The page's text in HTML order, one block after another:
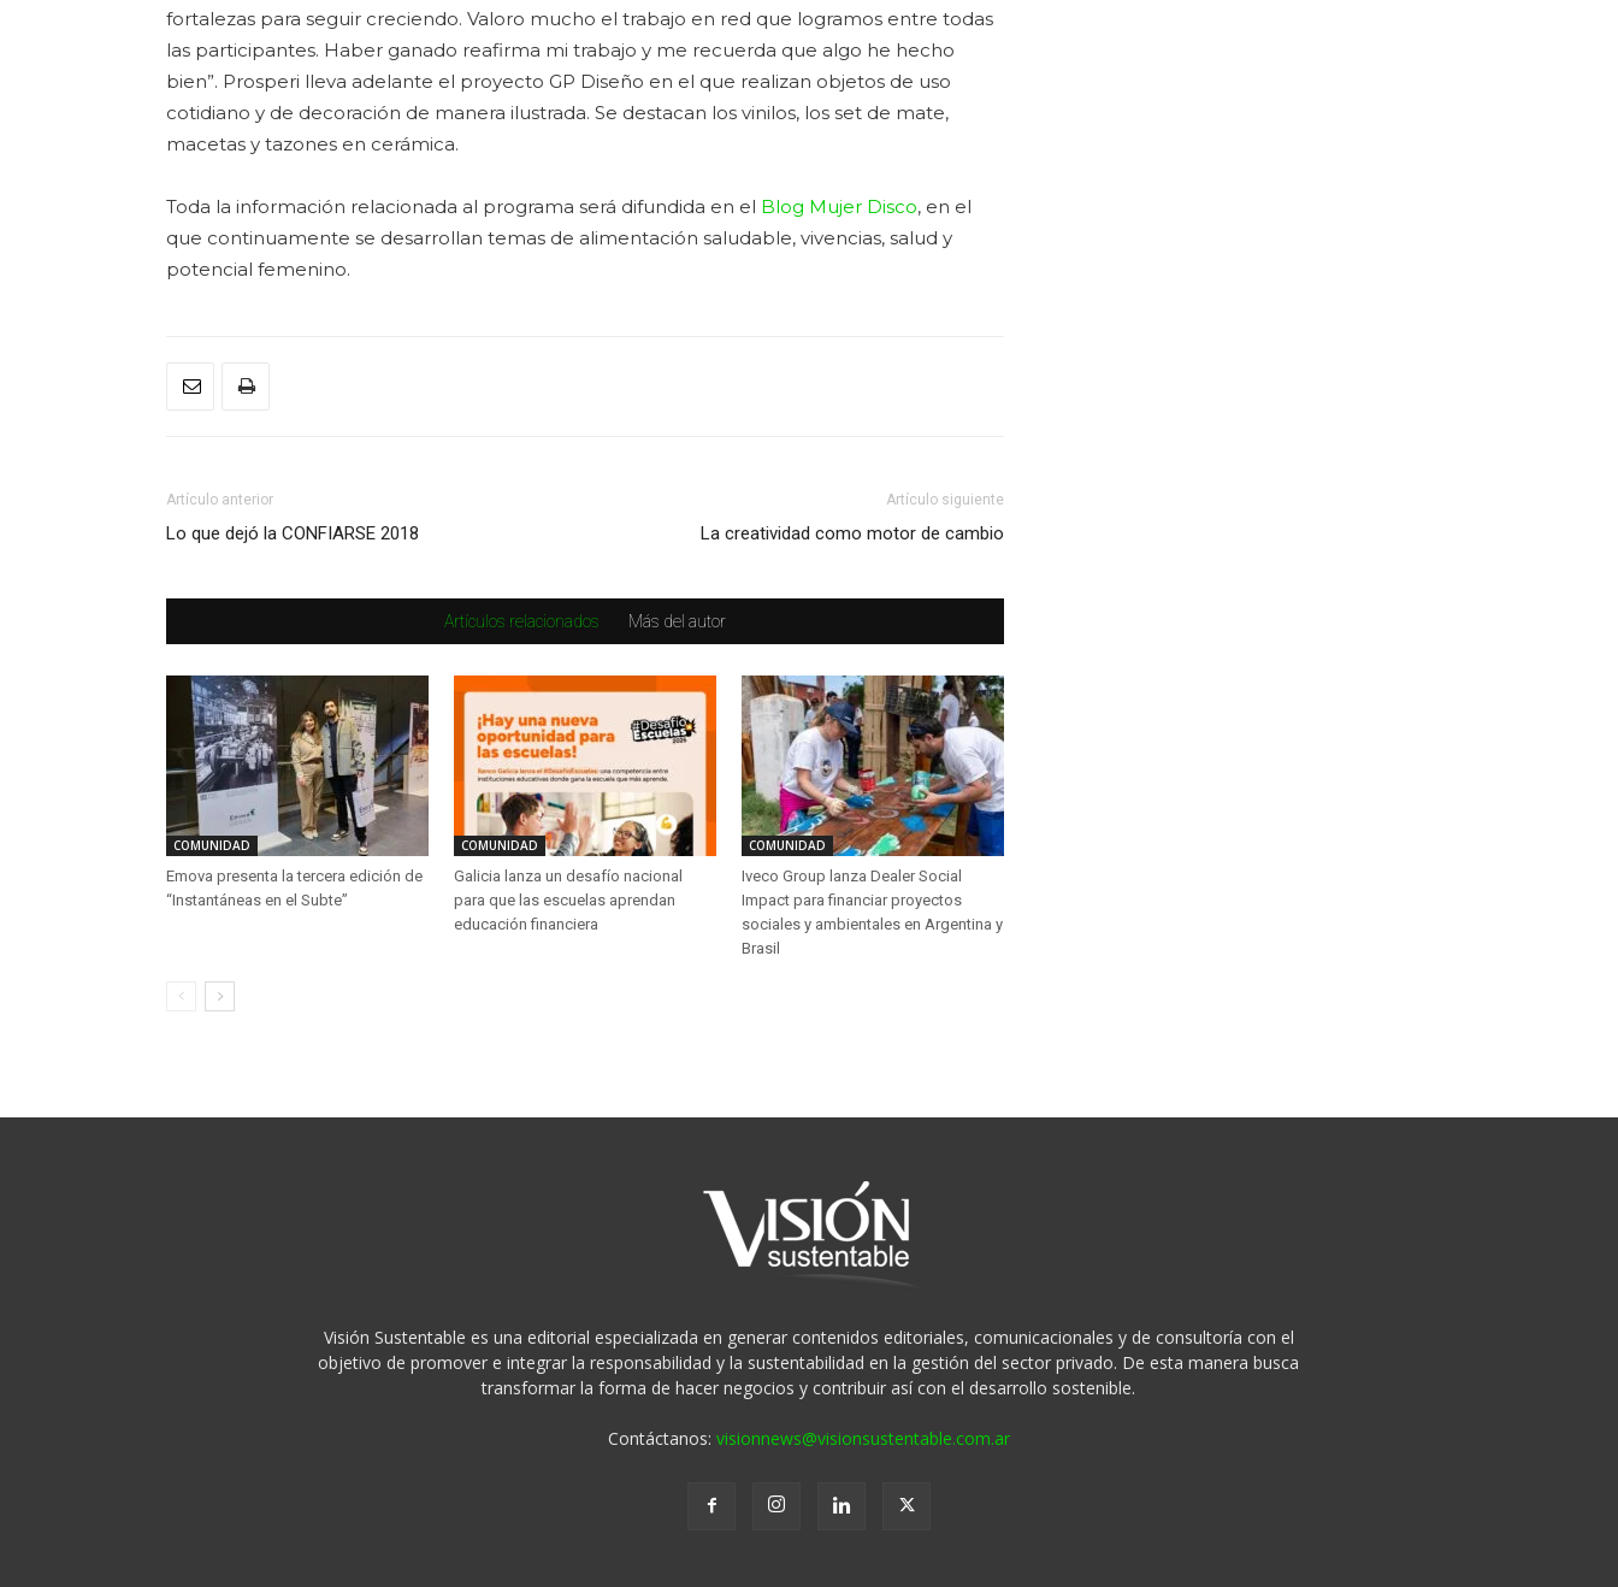
fortalezas para seguir creciendo. Valoro mucho el trabajo en red que logramos entre todas
las participantes. Haber ganado reafirma mi trabajo y me recuerda que algo he hecho
bien”. Prosperi lleva adelante el proyecto GP Diseño en el que realizan objetos de uso
cotidiano y de decoración de manera ilustrada. Se destacan los vinilos, los set de mate,
macetas y tazones en cerámica.
Toda la información relacionada al programa será difundida en el Blog Mujer Disco, en el
que continuamente se desarrollan temas de alimentación saludable, vivencias, salud y
potencial femenino.
Artículo anterior
Lo que dejó la CONFIARSE 2018
Artículo siguiente
La creatividad como motor de cambio
Artículos relacionados Más del autor
COMUNIDAD
Emova presenta la tercera edición de
“Instantáneas en el Subte”
COMUNIDAD
Galicia lanza un desafío nacional
para que las escuelas aprendan
educación financiera
COMUNIDAD
Iveco Group lanza Dealer Social
Impact para financiar proyectos
sociales y ambientales en Argentina y
Brasil
Visión Sustentable es una editorial especializada en generar contenidos editoriales, comunicacionales y de consultoría con el
objetivo de promover e integrar la responsabilidad y la sustentabilidad en la gestión del sector privado. De esta manera busca
transformar la forma de hacer negocios y contribuir así con el desarrollo sostenible.
Contáctanos: visionnews@visionsustentable.com.ar